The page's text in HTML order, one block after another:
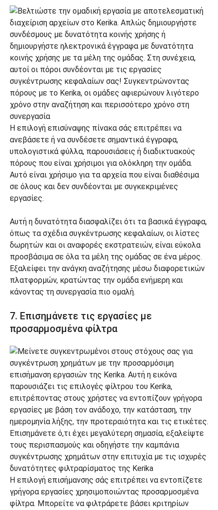
Η επιλογή επισύναψης πίνακα σάς επιτρέπει να
ανεβάσετε ή να συνδέσετε σημαντικά έγγραφα,
υπολογιστικά φύλλα, παρουσιάσεις ή διαδικτυακούς
πόρους που είναι χρήσιμοι για ολόκληρη την ομάδα.
Αυτό είναι χρήσιμο για τα αρχεία που είναι διαθέσιμα
σε όλους και δεν συνδέονται με συγκεκριμένες
εργασίες.
Αυτή η δυνατότητα διασφαλίζει ότι τα βασικά έγγραφα,
όπως τα σχέδια συγκέντρωσης κεφαλαίων, οι λίστες
δωρητών και οι αναφορές εκστρατειών, είναι εύκολα
προσβάσιμα σε όλα τα μέλη της ομάδας σε ένα μέρος.
Εξαλείφει την ανάγκη αναζήτησης μέσω διαφορετικών
πλατφορμών, κρατώντας την ομάδα ενήμερη και
κάνοντας τη συνεργασία πιο ομαλή.
7. Επισημάνετε τις εργασίες με
προσαρμοσμένα φίλτρα
Η επιλογή επισήμανσης σάς επιτρέπει να εντοπίζετε
γρήγορα εργασίες χρησιμοποιώντας προσαρμοσμένα
φίλτρα. Μπορείτε να φιλτράρετε βάσει κριτηρίων